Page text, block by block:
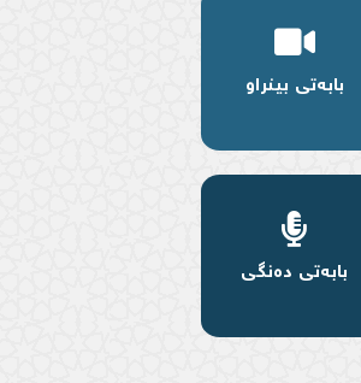
بابەتی بینراو
بابەتی دەنگی